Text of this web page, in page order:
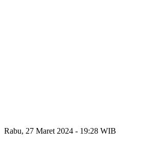
Rabu, 27 Maret 2024 - 19:28 WIB